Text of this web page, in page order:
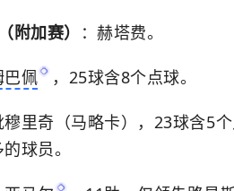
附加赛） ：赫塔费。
巴佩 ，25球含8个点球。
里奇（马略卡），23球含5
球员。